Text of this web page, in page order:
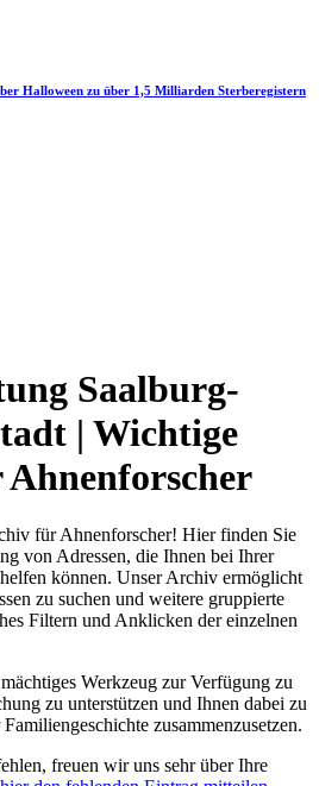
Halloween zu über 1,5 Milliarden Sterberegistern
Saalburg-
| Wichtige
Ahnenforscher
für Ahnenforscher! Hier finden Sie
von Adressen, die Ihnen bei Ihrer
können. Unser Archiv ermöglicht
zu suchen und weitere gruppierte
Filtern und Anklicken der einzelnen
Werkzeug zur Verfügung zu
zu unterstützen und Ihnen dabei zu
zusammenzusetzen.
freuen wir uns sehr über Ihre